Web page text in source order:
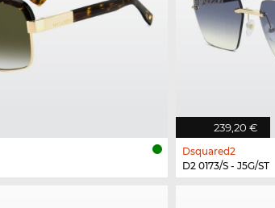
239,20 €
Dsquared2
D2 0173/S - J5G/ST